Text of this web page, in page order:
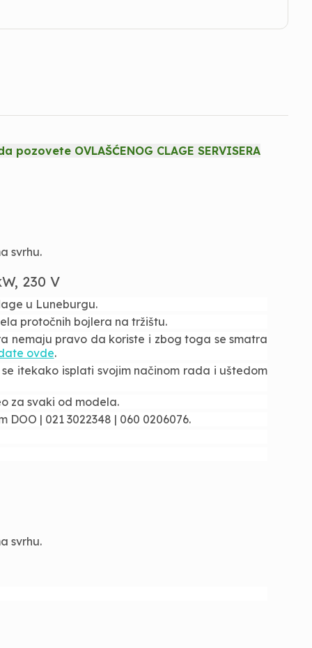
OVLAŠĆENOG CLAGE SERVISERA
svrhu.
230 V
u Luneburgu.
protočnih bojlera na tržištu.
nemaju pravo da koriste i zbog toga se smatra
ovde.
itekako isplati svojim načinom rada i uštedom
za svaki od modela.
| 021 3022348 | 060 0206076.
svrhu.